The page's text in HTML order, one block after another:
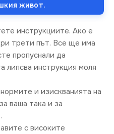
живот.
инструкциите. Ако е
трети път. Все ще има
пропуснали да
липсва инструкция моля
и изискванията на
ваша така и за
с високите